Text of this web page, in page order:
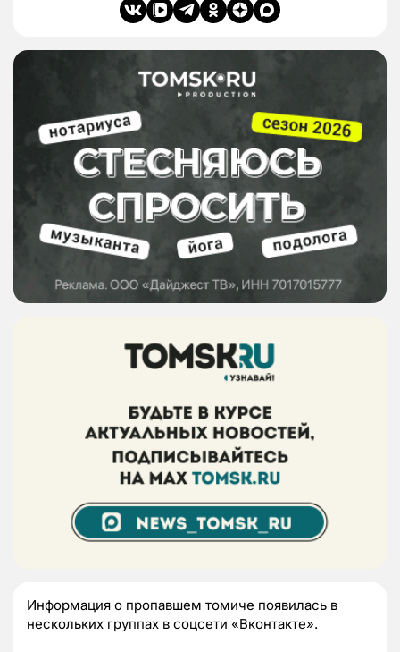
Информация о пропавшем томиче появилась в
нескольких группах в соцсети «Вконтакте».